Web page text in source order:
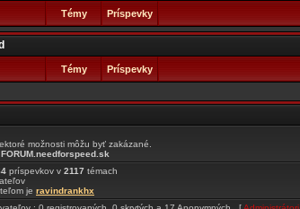
Témy Príspevky
Témy Príspevky
možnosti môžu byť zakázané.
FORUM.needforspeed.sk
príspevkov v 2117 témach
je ravindrankhx